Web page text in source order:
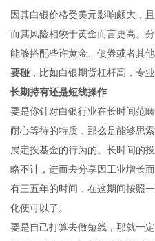
因其白银价格受美元影响颇大，
而其风险相较于黄金而言更高。
能够搭配些许黄金、债券或者其
要碰 ，比如白银期货杠杆高，专
长期持有还是短线操作
要是你针对白银行业在长时间范
耐心等待的特质，那么是能够思
展定投基金的行为的。长时间的
略不计，进而去分享因工业增长
有三五年的时间，在这期间按照
化便可以了。
要是自己打算去做短线，那就一